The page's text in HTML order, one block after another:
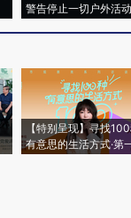
警告停止一切户外活动
【特别呈现】寻找
有意思的生活方式·第